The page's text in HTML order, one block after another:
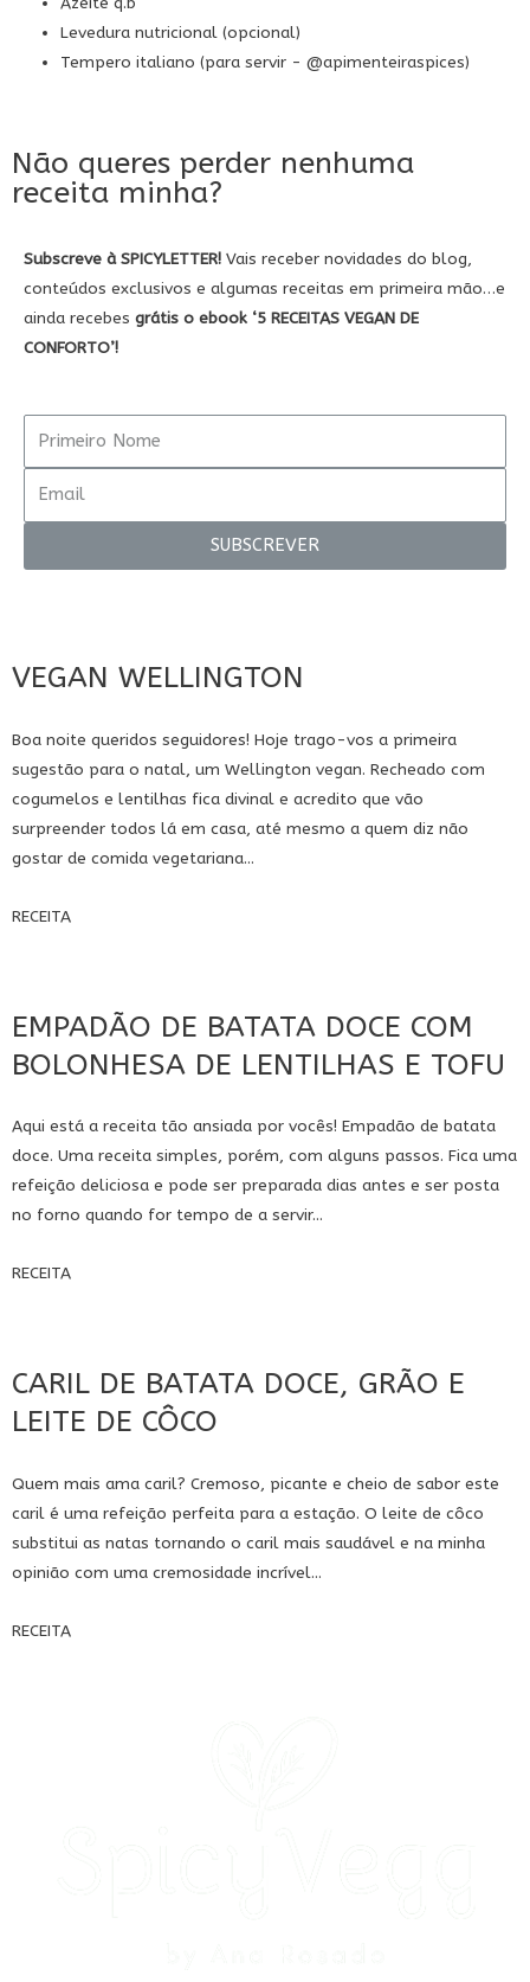
Levedura nutricional (opcional)
Tempero italiano (para servir -@apimenteiraspices)
Não queres perder nenhuma
receita minha?
Subscreve à SPICYLETTER! Vais receber novidades do blog,
conteúdos exclusivos e algumas receitas em primeira mão…e
ainda recebes grátis o ebook ‘5 RECEITAS VEGAN DE
CONFORTO’!
SUBSCREVER
VEGAN WELLINGTON
Boa noite queridos seguidores! Hoje trago-vos a primeira
sugestão para o natal, um Wellington vegan. Recheado com
cogumelos e lentilhas fica divinal e acredito que vão
surpreender todos lá em casa, até mesmo a quem diz não
gostar de comida vegetariana...
RECEITA
EMPADÃO DE BATATA DOCE COM
BOLONHESA DE LENTILHAS E TOFU
Aqui está a receita tão ansiada por vocês! Empadão de batata
doce. Uma receita simples, porém, com alguns passos. Fica uma
refeição deliciosa e pode ser preparada dias antes e ser posta
no forno quando for tempo de a servir...
RECEITA
CARIL DE BATATA DOCE, GRÃO E
LEITE DE CÔCO
Quem mais ama caril? Cremoso, picante e cheio de sabor este
caril é uma refeição perfeita para a estação. O leite de côco
substitui as natas tornando o caril mais saudável e na minha
opinião com uma cremosidade incrível...
RECEITA